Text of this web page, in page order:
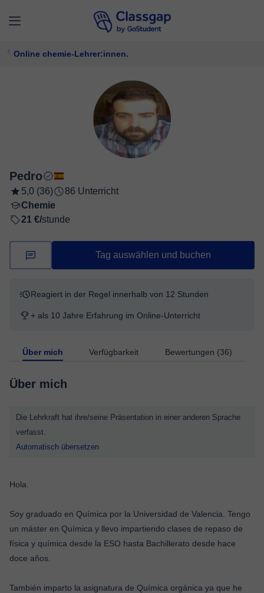
Online chemie-Lehrer:innen.
Pedro
5,0 (36)
86 Unterricht
Chemie
21 €/stunde
Tag auswählen und buchen
Reagiert in der Regel innerhalb von 12 Stunden
+ als 10 Jahre Erfahrung im Online-Unterricht
Über mich Verfügbarkeit Bewertungen (36)
Über mich
Die Lehrkraft hat ihre/seine Präsentation in einer anderen Sprache
verfasst.
Automatisch übersetzen
Hola.
Soy graduado en Química por la Universidad de Valencia. Tengo
un máster en Química y llevo impartiendo clases de repaso de
física y química desde la ESO hasta Bachillerato desde hace
doce años.
También imparto la asignatura de Química orgánica ya que he